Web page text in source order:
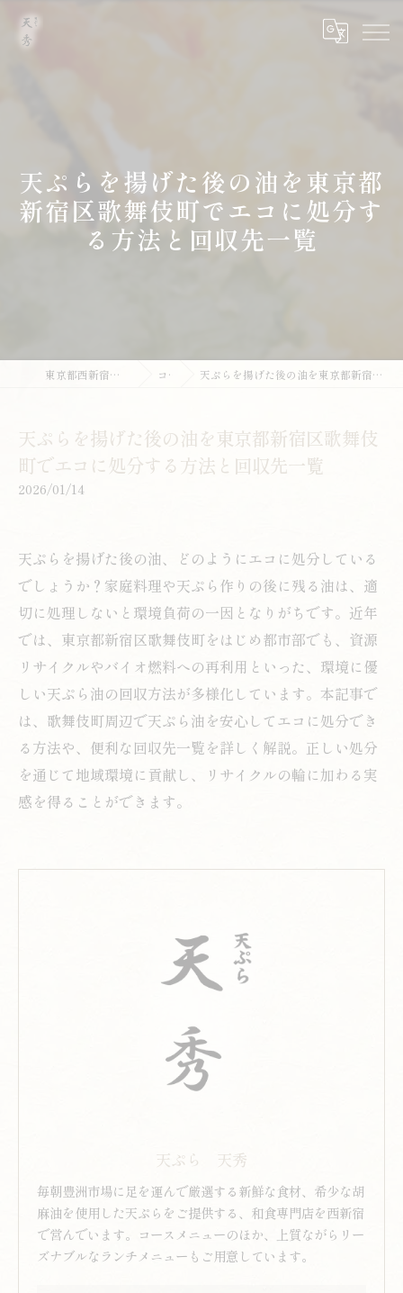
天ぷらを揚げた後の油を東京都
新宿区歌舞伎町でエコに処分す
る方法と回収先一覧
東京都西新宿の和食なら天ぷら 天秀 コラム 天ぷらを揚げた後の油を東京都新宿区歌舞伎町でエコに処分する方法と回収先一覧
天ぷらを揚げた後の油を東京都新宿区歌舞伎
町でエコに処分する方法と回収先一覧
2026/01/14
天ぷらを揚げた後の油、どのようにエコに処分している
でしょうか？家庭料理や天ぷら作りの後に残る油は、適
切に処理しないと環境負荷の一因となりがちです。近年
では、東京都新宿区歌舞伎町をはじめ都市部でも、資源
リサイクルやバイオ燃料への再利用といった、環境に優
しい天ぷら油の回収方法が多様化しています。本記事で
は、歌舞伎町周辺で天ぷら油を安心してエコに処分でき
る方法や、便利な回収先一覧を詳しく解説。正しい処分
を通じて地域環境に貢献し、リサイクルの輪に加わる実
感を得ることができます。
天ぷら 天秀
毎朝豊洲市場に足を運んで厳選する新鮮な食材、希少な胡
麻油を使用した天ぷらをご提供する、和食専門店を西新宿
で営んでいます。コースメニューのほか、上質ながらリー
ズナブルなランチメニューもご用意しています。